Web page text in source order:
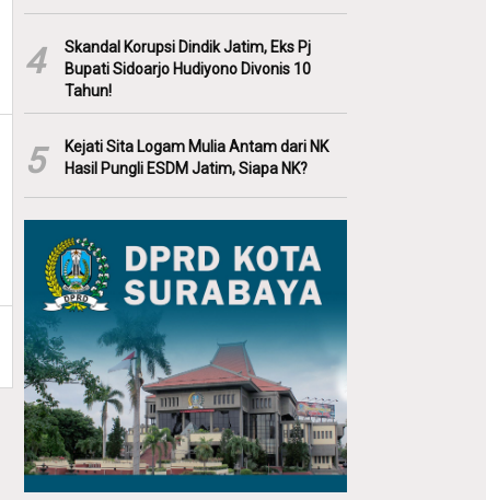
4
Skandal Korupsi Dindik Jatim, Eks Pj
Bupati Sidoarjo Hudiyono Divonis 10
Tahun!
5
Kejati Sita Logam Mulia Antam dari NK
Hasil Pungli ESDM Jatim, Siapa NK?